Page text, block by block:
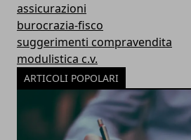
assicurazioni
burocrazia-fisco
suggerimenti compravendita
modulistica c.v.
ARTICOLI POPOLARI